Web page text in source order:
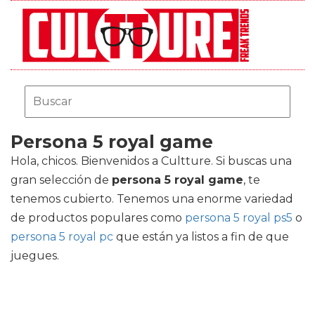
Persona 5 royal game
Hola, chicos. Bienvenidos a Cultture. Si buscas una
gran selección de persona 5 royal game, te
tenemos cubierto. Tenemos una enorme variedad
de productos populares como persona 5 royal ps5 o
persona 5 royal pc que están ya listos a fin de que
juegues.